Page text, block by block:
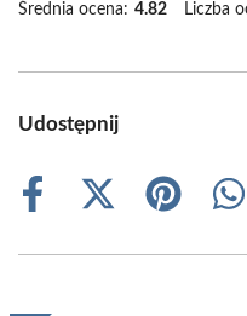
Średnia ocena: 4.82 Liczba
Udostępnij
Share
Share
(Twitter)
Share